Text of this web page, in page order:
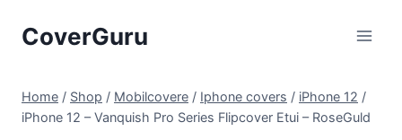
CoverGuru
Home / Shop / Mobilcovere / Iphone covers / iPhone 12 /
iPhone 12 – Vanquish Pro Series Flipcover Etui – RoseGuld